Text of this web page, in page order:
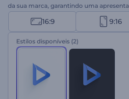
da sua marca, garantindo uma
Personalize o modelo com seu logotipo,
para criar uma primeira impressão
espectadores. Perfeito para introduções
conferências de negócios, promoções
16:9 9:16
Estilos disponíveis (2)